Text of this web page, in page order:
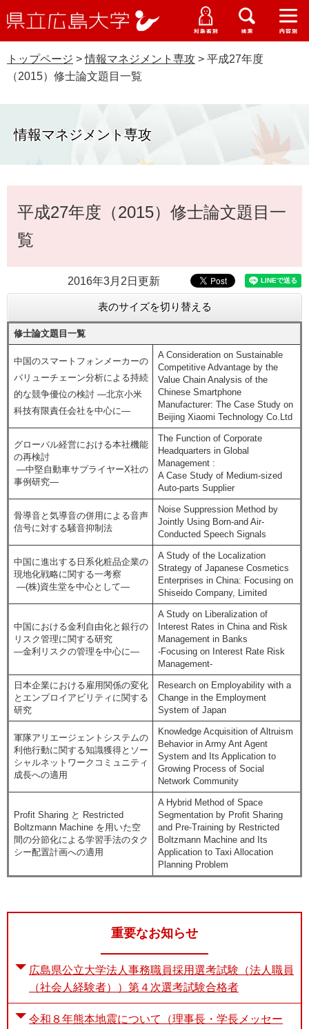
ー
ジ
ニ
ュ
本
ニ
ュ
ー
ニ
ュ
ー
ニ
立
大
受験生の皆さま
卒業生の皆さま
研究者の皆さま
教職員の皆さま
受験生特設サイト
WEB版大学案内
資料請求
English
中文簡体 中文繁体 한국어 日本語
o
g
e
カ
タ
ム
検
索
すべて ページ PDF
大学概要
学生生活・就職支援
入試情報
トップページ >情報マネジメント専攻 > 平成27年度
（2015）修士論文題目一覧
情報マネジメント専攻
文平成27年度（2015）修士論文題目一
覧
2016年3月2日更新
表のサイズを切り替える
修士論文題目一覧
中国のスマートフォンメーカーの
バリューチェーン分析による持続
的な競争優位の検討 ―北京小米
科技有限責任会社を中心に―
A Consideration on Sustainable
Competitive Advantage by the
Value Chain Analysis of the
Chinese Smartphone
Manufacturer: The Case Study on
Beijing Xiaomi Technology Co.Ltd
グローバル経営における本社機能
の再検討
―中堅自動車サプライヤーX社の
事例研究―
The Function of Corporate
Headquarters in Global
Management :
A Case Study of Medium-sized
Auto-parts Supplier
骨導音と気導音の併用による音声
信号に対する騒音抑制法
Noise Suppression Method by
Jointly Using Born-and Air-
Conducted Speech Signals
中国に進出する日系化粧品企業の
現地化戦略に関する一考察
―(株)資生堂を中心として―
A Study of the Localization
Strategy of Japanese Cosmetics
Enterprises in China: Focusing on
Shiseido Company, Limited
中国における金利自由化と銀行の
リスク管理に関する研究
―金利リスクの管理を中心に―
A Study on Liberalization of
Interest Rates in China and Risk
Management in Banks
-Focusing on Interest Rate Risk
Management-
日本企業における雇用関係の変化
とエンプロイアビリティに関する
研究
Research on Employability with a
Change in the Employment
System of Japan
軍隊アリエージェントシステムの
利他行動に関する知識獲得とソー
シャルネットワークコミュニティ
成長への適用
Knowledge Acquisition of Altruism
Behavior in Army Ant Agent
System and Its Application to
Growing Process of Social
Network Community
Profit Sharing と Restricted
Boltzmann Machine を用いた空
間の分節化による学習手法のタク
シー配置計画への適用
A Hybrid Method of Space
Segmentation by Profit Sharing
and Pre-Training by Restricted
Boltzmann Machine and Its
Application to Taxi Allocation
Planning Problem
重要なお知らせ
広島県公立大学法人事務職員採用選考試験（法人職員
（社会人経験者））第４次選考試験合格者
令和８年熊本地震について（理事長・学長メッセー